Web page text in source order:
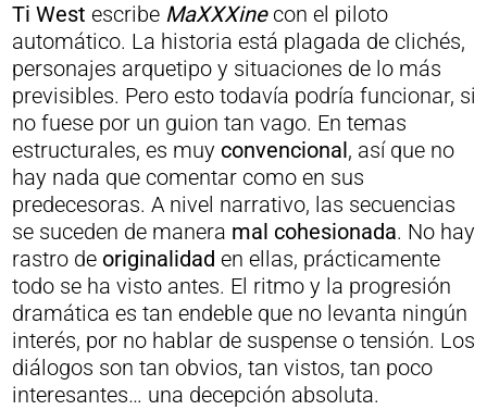
Ti West escribe MaXXXine con el piloto
automático. La historia está plagada de clichés,
personajes arquetipo y situaciones de lo más
previsibles. Pero esto todavía podría funcionar, si
no fuese por un guion tan vago. En temas
estructurales, es muy convencional, así que no
hay nada que comentar como en sus
predecesoras. A nivel narrativo, las secuencias
se suceden de manera mal cohesionada. No hay
rastro de originalidad en ellas, prácticamente
todo se ha visto antes. El ritmo y la progresión
dramática es tan endeble que no levanta ningún
interés, por no hablar de suspense o tensión. Los
diálogos son tan obvios, tan vistos, tan poco
interesantes… una decepción absoluta.